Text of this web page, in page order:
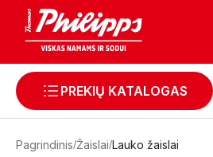
PREKIŲ KATALOGAS
Pagrindinis Žaislai Lauko žaislai